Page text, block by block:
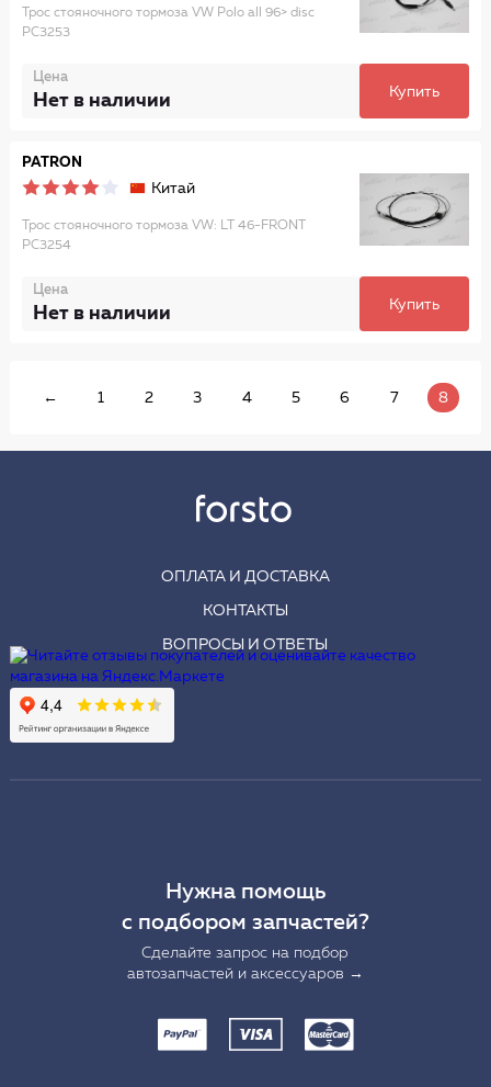
Трос стояночного тормоза VW Polo all 96> disc
PC3253
Цена
Нет в наличии Купить
PATRON
Китай
Трос стояночного тормоза VW: LT 46-FRONT
PC3254
Цена
Нет в наличии Купить
← 1 2 3 4 5 6 7 8
ОПЛАТА И ДОСТАВКА
КОНТАКТЫ
ВОПРОСЫ И ОТВЕТЫ
Нужна помощь
с подбором запчастей?
Сделайте запрос на подбор
автозапчастей и аксессуаров →